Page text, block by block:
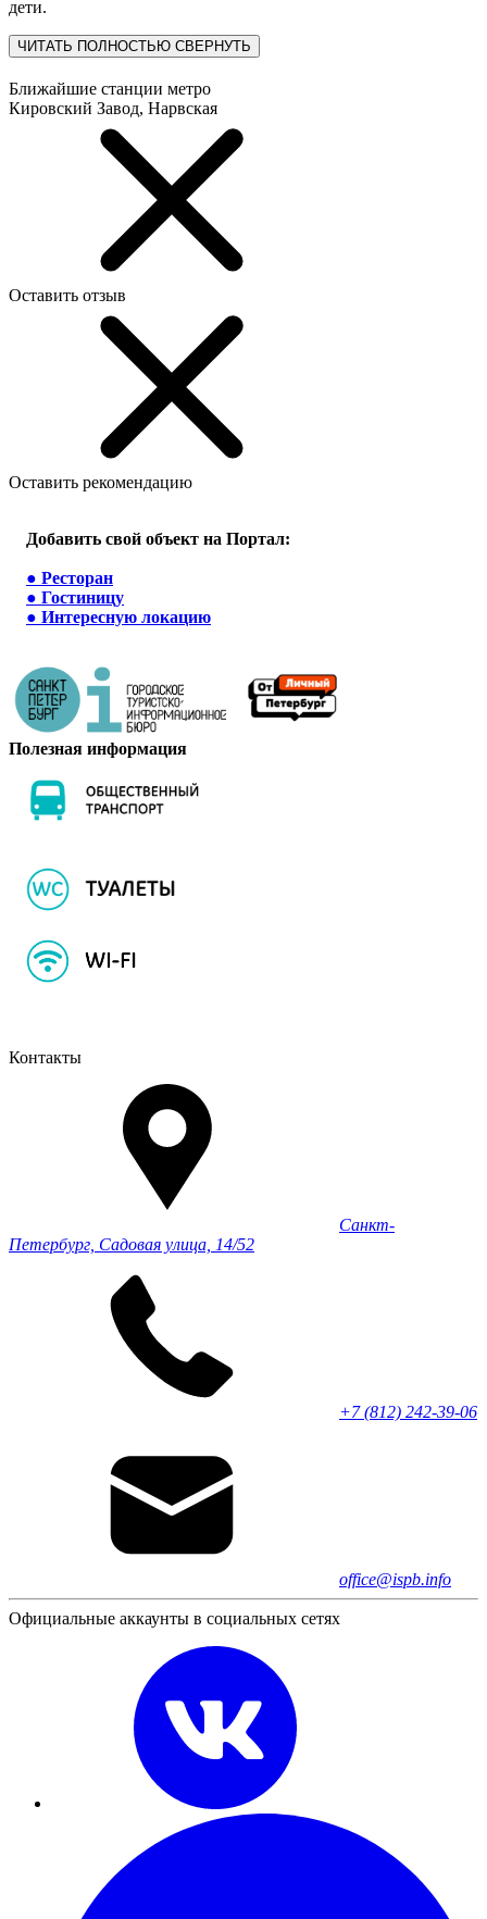
дети.
ЧИТАТЬ ПОЛНОСТЬЮ СВЕРНУТЬ
Ближайшие станции метро
Кировский Завод, Нарвская
Оставить отзыв
Оставить рекомендацию
Добавить свой объект на Портал:
● Ресторан
● Гостиницу
● Интересную локацию
Полезная информация
Контакты
Санкт-
Петербург, Садовая улица, 14/52
+7 (812) 242-39-06
office@ispb.info
Официальные аккаунты в социальных сетях